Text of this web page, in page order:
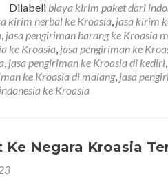
Dilabeli biaya kirim paket dari
kirim herbal ke Kroasia, jasa kirim
, jasa pengiriman barang ke Kroasia
ke Kroasia, jasa pengiriman ke
, jasa pengiriman ke Kroasia di kediri,
ke Kroasia di malang, jasa
ke Kroasia
Ke Negara Kroasia